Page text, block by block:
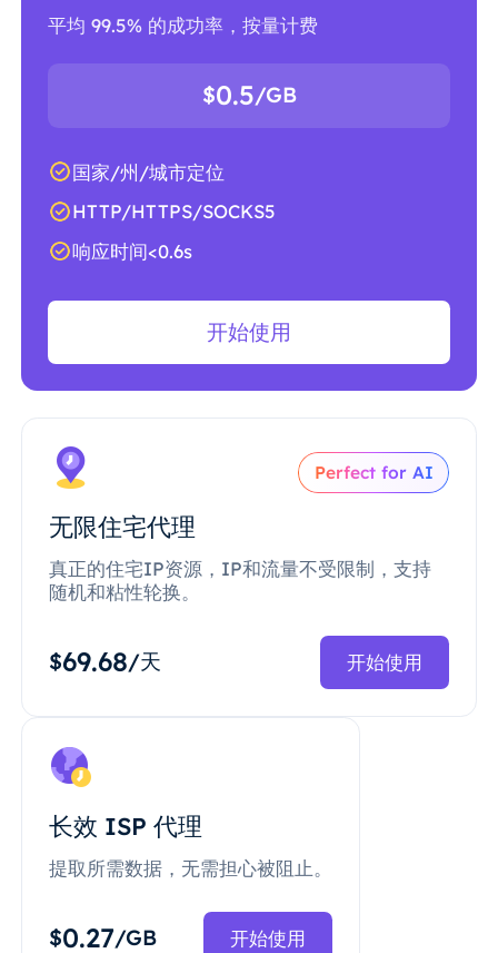
平均 99.5% 的成功率，按量计费
$0.5/GB
国家/州/城市定位
HTTP/HTTPS/SOCKS5
响应时间<0.6s
开始使用
Perfect for AI
无限住宅代理
真正的住宅IP资源，IP和流量不受限制，支持
随机和粘性轮换。
$69.68/天 开始使用
长效 ISP 代理
提取所需数据，无需担心被阻止。
$0.27/GB 开始使用